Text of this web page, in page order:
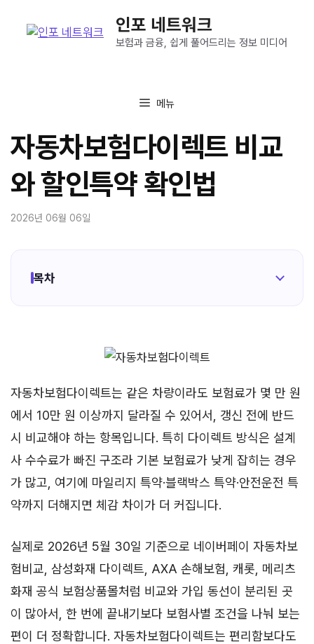
인포 네트워크
보험과 금융, 쉽게 풀어드리는 정보 미디어
메뉴
자동차보험다이렉트 비교
와 할인특약 확인법
2026년 06월 06일
목차
자동차보험다이렉트는 같은 차량이라도 보험료가 몇 만 원
에서 10만 원 이상까지 달라질 수 있어서, 갱신 전에 반드
시 비교해야 하는 항목입니다. 특히 다이렉트 방식은 설계
사 수수료가 빠진 구조라 기본 보험료가 낮게 잡히는 경우
가 많고, 여기에 마일리지 특약·블랙박스 특약·안전운전 특
약까지 더해지면 체감 차이가 더 커집니다.
실제로 2026년 5월 30일 기준으로 네이버페이 자동차보
험비교, 삼성화재 다이렉트, AXA 손해보험, 캐롯, 메리츠
화재 공식 보험상품몰처럼 비교와 가입 동선이 분리된 곳
이 많아서, 한 번에 끝내기보다 보험사별 조건을 나눠 보는
편이 더 정확합니다. 자동차보험다이렉트는 편리함보다도